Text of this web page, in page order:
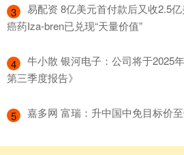
3
易配资 8亿美元首付款后又收2.5
癌药Iza-bren已兑现“天量价值”
4
牛小散 银河电子：公司将于2025
第三季度报告》
5 嘉多网 富瑞：升中国中免目标价